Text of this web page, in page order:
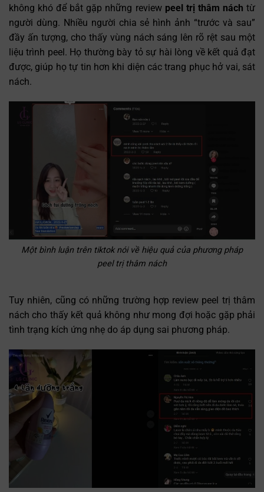
không khó để bắt gặp những review peel trị thâm nách từ
người dùng. Nhiều người chia sẻ hình ảnh “trước và sau”
đầy ấn tượng, cho thấy vùng nách sáng lên rõ rệt sau một
liệu trình peel. Họ thường bày tỏ sự hài lòng về kết quả đạt
được, giúp họ tự tin hơn khi diện các trang phục hở vai, sát
nách.
Một bình luận trên tiktok nói về hiệu quả của phương pháp
peel trị thâm nách
Tuy nhiên, cũng có những trường hợp review peel trị thâm
nách cho thấy kết quả không như mong đợi hoặc gặp phải
tình trạng kích ứng nhẹ do áp dụng sai phương pháp.